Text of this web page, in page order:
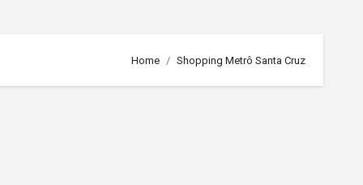
Home Shopping Metrô Santa Cruz